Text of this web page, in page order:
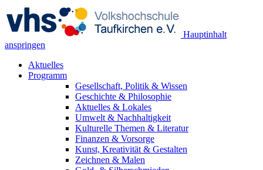
Hauptinhalt
anspringen
Aktuelles
Programm
Gesellschaft, Politik & Wissen
Geschichte & Philosophie
Aktuelles & Lokales
Umwelt & Nachhaltigkeit
Kulturelle Themen & Literatur
Finanzen & Vorsorge
Kunst, Kreativität & Gestalten
Zeichnen & Malen